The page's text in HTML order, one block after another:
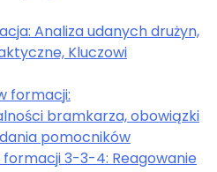
Analiza udanych drużyn,
Kluczowi
formacji:
bramkarza, obowiązki
pomocników
formacji 3-3-4: Reagowanie